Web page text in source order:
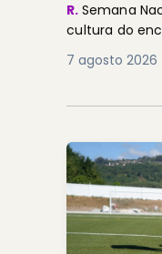
R. Semana
cultura do
7 agosto 2026